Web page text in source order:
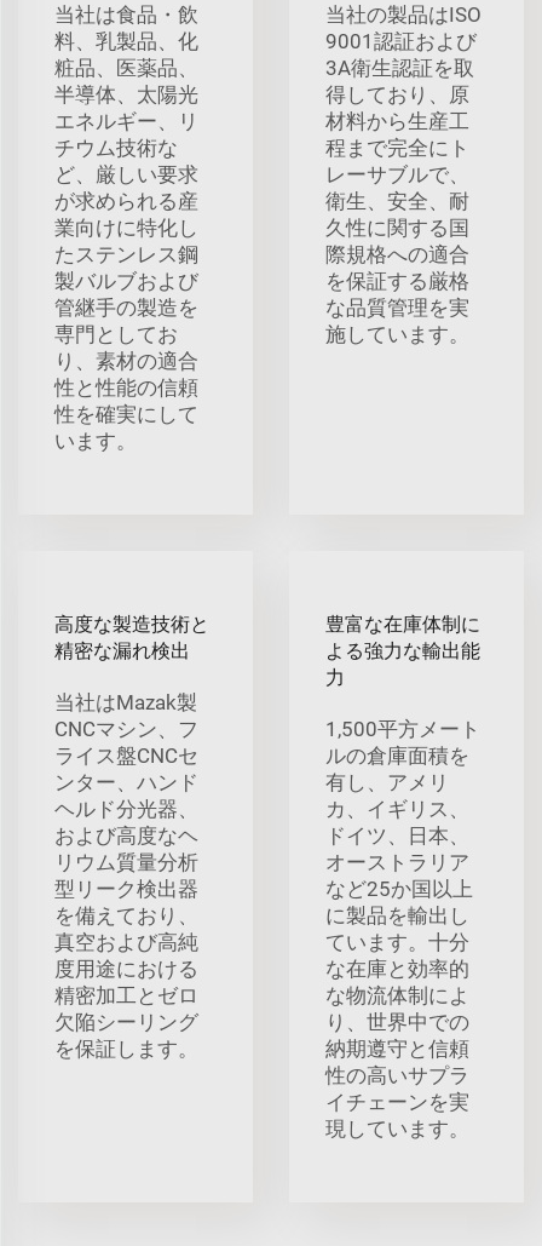
当社は食品・飲
料、乳製品、化
粧品、医薬品、
半導体、太陽光
エネルギー、リ
チウム技術な
ど、厳しい要求
が求められる産
業向けに特化し
たステンレス鋼
製バルブおよび
管継手の製造を
専門としてお
り、素材の適合
性と性能の信頼
性を確実にして
います。
当社の製品はISO
9001認証および
3A衛生認証を取
得しており、原
材料から生産工
程まで完全にト
レーサブルで、
衛生、安全、耐
久性に関する国
際規格への適合
を保証する厳格
な品質管理を実
施しています。
高度な製造技術と
精密な漏れ検出
当社はMazak製
CNCマシン、フ
ライス盤CNCセ
ンター、ハンド
ヘルド分光器、
および高度なヘ
リウム質量分析
型リーク検出器
を備えており、
真空および高純
度用途における
精密加工とゼロ
欠陥シーリング
を保証します。
豊富な在庫体制に
よる強力な輸出能
力
1,500平方メート
ルの倉庫面積を
有し、アメリ
カ、イギリス、
ドイツ、日本、
オーストラリア
など25か国以上
に製品を輸出し
ています。十分
な在庫と効率的
な物流体制によ
り、世界中での
納期遵守と信頼
性の高いサプラ
イチェーンを実
現しています。